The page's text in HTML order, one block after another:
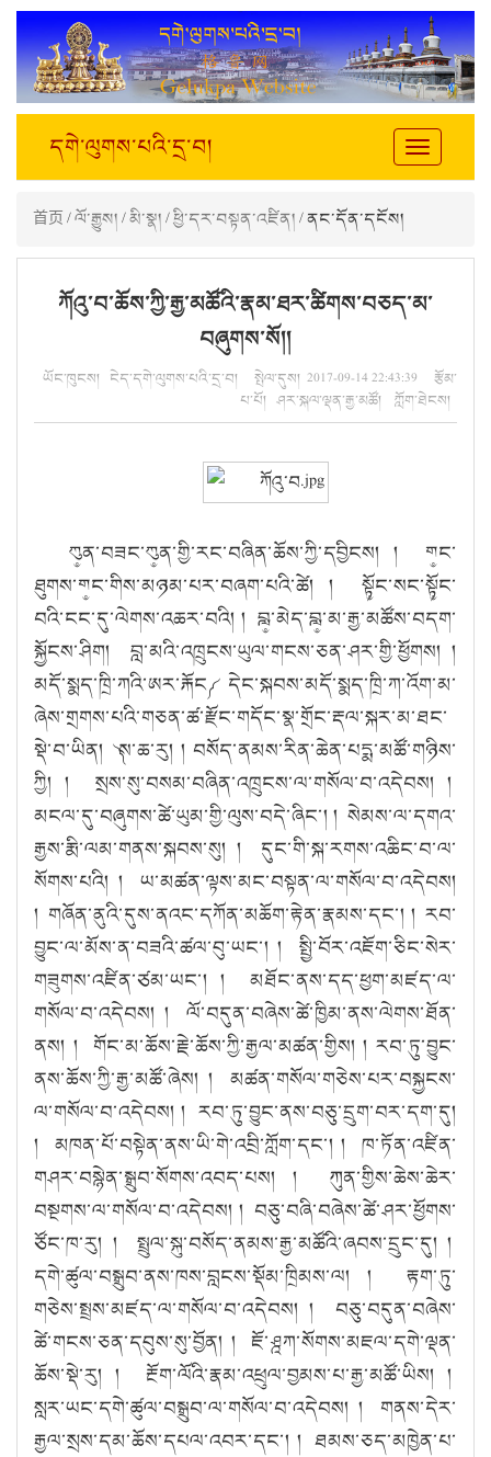
Toggle
navigation
དགེ་ལུགས་པའི་དྲ་བ།
首页/ལོ་རྒྱུས།/མི་སྣ།/ཕྱི་དར་བསྟན་འཛིན།/ ནང་དོན་དངོས།
ཀོའུ་བ་ཆོས་ཀྱི་རྒྱ་མཚོའི་རྣམ་ཐར་ཚིགས་བཅད་མ་
བཞུགས་སོ།།
ཡོང་ཁུངས། ངེད་དགེ་ལུགས་པའི་དྲ་བ། སྤེལ་དུས། 2017-09-14 22:43:39 རྩོམ་
པ་པོ། ཤར་སྐལ་ལྡན་རྒྱ་མཚོ། ཀློག་ཐེངས།
ཀུ༵ན་བཟང་ཀུ༵ན་གྱི་རང་བཞིན་ཆོས་ཀྱི་དབྱིངས། ། ག༵ང་
ཐུགས་ག༵ང་གིས་མཉམ་པར་བཞག་པའི་ཚེ། ། སྟོ༵ང་སང་སྟོ༵ང་
བའི་ངང་དུ་ལེགས་འཆར་བའི། ། བླ༵་མེད་བླ༵་མ་རྒྱ་མཚོས་བདག་
སྐྱོངས་ཤིག། བླ་མའི་འཁྲུངས་ཡུལ་གངས་ཅན་ཤར་གྱི་ཕྱོགས། །
མདོ་སྨད་ཁྲི་ཀའི་ཨར་རྐོང༼ དེང་སྐབས་མདོ་སྨད་ཁྲི་ཀ་འོག་མ་
ཞེས་གྲགས་པའི་གཅན་ཚ་རྫོང་གདོང་སྣ་གྲོང་རྡལ་སྐར་མ་ཐང་
སྡེ་བ་ཡིན། ༽ས་ཆ་རུ། ། བསོད་ནམས་རིན་ཆེན་པདྨ་མཚོ་གཉིས་
ཀྱི། ། སྲས་སུ་བསམ་བཞིན་འཁྲུངས་ལ་གསོལ་བ་འདེབས། །
མངལ་དུ་བཞུགས་ཚེ་ཡུམ་གྱི་ལུས་བདེ་ཞིང་། ། སེམས་ལ་དགའ་
རྒྱས་རྨི་ལམ་གནས་སྐབས་སུ། ། དུང་གི་སྐ་རགས་འཆིང་བ་ལ་
སོགས་པའི། ། ཡ་མཚན་ལྟས་མང་བསྟན་ལ་གསོལ་བ་འདེབས།
། གཞོན་ནུའི་དུས་ནའང་དཀོན་མཆོག་རྟེན་རྣམས་དང་། ། རབ་
བྱུང་ལ་མོས་ན་བཟའི་ཚལ་བུ་ཡང་། ། སྤྱི་བོར་འཇོག་ཅིང་སེར་
གཟུགས་འཛིན་ཙམ་ཡང་། ། མཐོང་ནས་དད་ཕྱག་མཛད་ལ་
གསོལ་བ་འདེབས། ། ལོ་བདུན་བཞེས་ཚེ་ཁྱིམ་ནས་ལེགས་ཐོན་
ནས། ། གོང་མ་ཆོས་རྗེ་ཆོས་ཀྱི་རྒྱལ་མཚན་གྱིས། ། རབ་ཏུ་བྱུང་
ནས་ཆོས་ཀྱི་རྒྱ་མཚོ་ཞེས། ། མཚན་གསོལ་གཅེས་པར་བསྐྱངས་
ལ་གསོལ་བ་འདེབས། ། རབ་ཏུ་བྱུང་ནས་བཅུ་དྲུག་བར་དག་དུ།
། མཁན་པོ་བསྟེན་ནས་ཡི་གེ་འབྲི་ཀློག་དང་། ། ཁ་ཏོན་འཛིན་
གཤར་བསྙེན་སྒྲུབ་སོགས་འབད་པས། ། ཀུན་གྱིས་ཆེས་ཆེར་
བསྔགས་ལ་གསོལ་བ་འདེབས། ། བཅུ་བཞི་བཞེས་ཚེ་ཤར་ཕྱོགས་
ཙོང་ཁ་རུ། ། སྤྲུལ་སྐུ་བསོད་ནམས་རྒྱ་མཚོའི་ཞབས་དྲུང་དུ། །
དགེ་ཚུལ་བསྒྲུབ་ནས་ཁས་བླངས་སྡོམ་ཁྲིམས་ལ། ། རྟག་ཏུ་
གཅེས་སྤྲས་མཛད་ལ་གསོལ་བ་འདེབས། ། བཅུ་བདུན་བཞེས་
ཚེ་གངས་ཅན་དབུས་སུ་བྱོན། ། ཇོ་ཤྰཀ་སོགས་མཇལ་དགེ་ལྡན་
ཆོས་སྡེ་རུ། ། རྔོག་ལོའི་རྣམ་འཕྲུལ་བྱམས་པ་རྒྱ་མཚོ་ཡིས། །
སླར་ཡང་དགེ་ཚུལ་བསྒྲུབ་ལ་གསོལ་བ་འདེབས། ། གནས་དེར་
རྒྱལ་སྲས་དམ་ཆོས་དཔལ་འབར་དང་། ། ཐམས་ཅད་མཁྱེན་པ་